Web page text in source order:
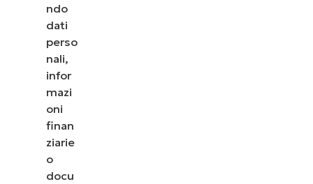
ndo
dati
perso
nali,
infor
mazi
oni
finan
ziarie
o
docu